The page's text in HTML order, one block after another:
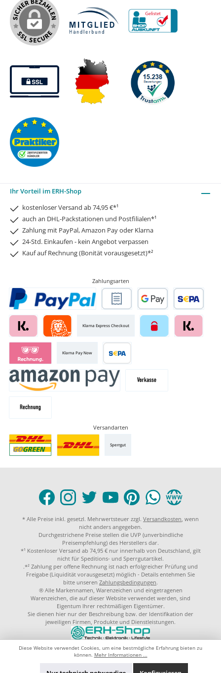
Ihr Vorteil im ERH-Shop
kostenloser Versand ab 74,95 €*¹
auch an DHL-Packstationen und Postfilialen*¹
Zahlung mit PayPal, Amazon Pay oder Klarna
24-Std. Einkaufen - kein Angebot verpassen
Kauf auf Rechnung (Bonität vorausgesetzt)*²
Zahlungsarten
Klarna Express Checkout
Klarna Pay Now
Versandarten
Sperrgut
* Alle Preise inkl. gesetzl. Mehrwertsteuer zzgl. Versandkosten, wenn
nicht anders angegeben.
Durchgestrichene Preise stellen die UVP (unverbindliche
Preisempfehlung) des Herstellers dar.
*¹ Kostenloser Versand ab 74,95 € nur innerhalb von Deutschland, gilt
nicht für Speditions- und Sperrgutartikel.
.*² Zahlung per offene Rechnung ist nach erfolgreicher Prüfung und
Freigabe (Liquidität vorausgesetzt) möglich - Details entehmen Sie
bitte unseren Zahlungsbedingungen.
® Alle Markennamen, Warenzeichen und eingetragenen
Warenzeichen, die auf dieser Website verwendet werden, sind
Eigentum Ihrer rechtmäßigen Eigentümer.
Sie dienen hier nur der Beschreibung bzw. der Identifikation der
jeweiligen Firmen, Produkte und Dienstleistungen.
Diese Website verwendet Cookies, um eine bestmögliche Erfahrung bieten zu
können. Mehr Informationen ...